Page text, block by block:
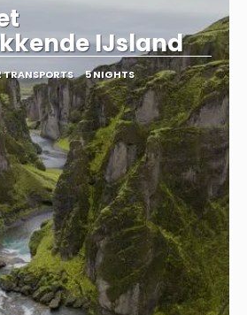
IJsland
TRANSPORTS 5 NIGHTS